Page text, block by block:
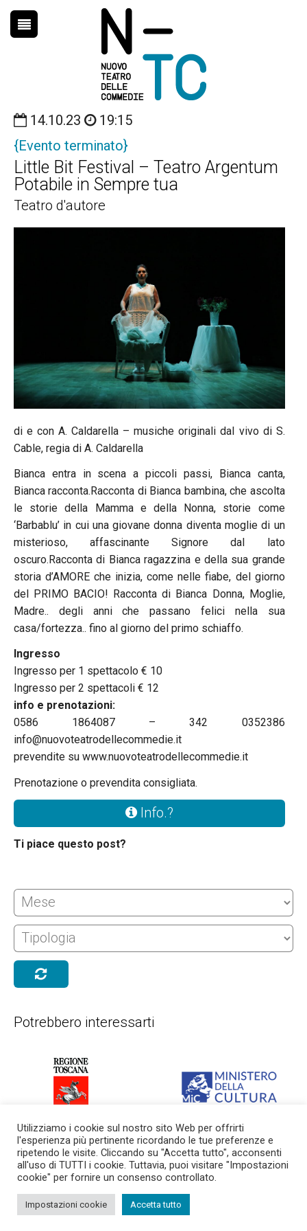
HOME
STAGIONE
FORMAZIONE
CHI SIAMO
14.10.23
19:15
{Evento terminato}
Little Bit Festival – Teatro Argentum
Potabile in Sempre tua
Teatro d'autore
di e con A. Caldarella – musiche originali dal vivo di S.
Cable, regia di A. Caldarella
Bianca entra in scena a piccoli passi, Bianca canta,
Bianca racconta.Racconta di Bianca bambina, che ascolta
le storie della Mamma e della Nonna, storie come
‘Barbablu’ in cui una giovane donna diventa moglie di un
misterioso, affascinante Signore dal lato
oscuro.Racconta di Bianca ragazzina e della sua grande
storia d’AMORE che inizia, come nelle fiabe, del giorno
del PRIMO BACIO! Racconta di Bianca Donna, Moglie,
Madre.. degli anni che passano felici nella sua
casa/fortezza.. fino al giorno del primo schiaffo.
Ingresso
Ingresso per 1 spettacolo € 10
Ingresso per 2 spettacoli € 12
info e prenotazioni:
0586 1864087 – 342 0352386
info@nuovoteatrodellecommedie.it
prevendite su www.nuovoteatrodellecommedie.it
Prenotazione o prevendita consigliata.
Info.?
Ti piace questo post?
Potrebbero interessarti
Con il sostegno della
Regione Toscana
Con il sostegno del Ministero
della Cultura
Via Giuseppe Maria Terreni 5, 57122 Livorno Li
info@nuovoteatrodellecommedie.it-trasparenza
Utilizziamo i cookie sul nostro sito Web per offrirti
l'esperienza più pertinente ricordando le tue preferenze e
ripetendo le visite. Cliccando su "Accetta tutto", acconsenti
all'uso di TUTTI i cookie. Tuttavia, puoi visitare "Impostazioni
cookie" per fornire un consenso controllato.
Impostazioni cookie Accetta tutto